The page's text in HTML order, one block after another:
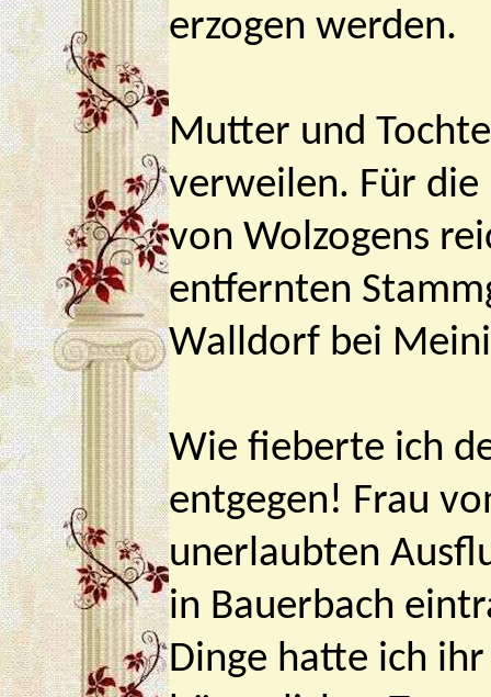
erzogen werden.
Mutter und
verweilen. Für
von Wolzogens
entfernten
Walldorf bei
Wie fieberte ich
entgegen! Frau
unerlaubten
in Bauerbach
Dinge hatte ich